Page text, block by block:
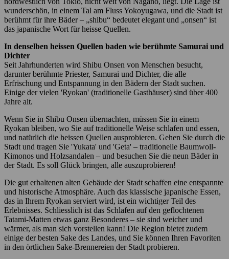
wunderschön, in einem Tal am Fluss Yokoyugawa, und die Stadt ist
berühmt für ihre Bäder – „shibu“ bedeutet elegant und „onsen“ ist
das japanische Wort für heisse Quellen.
In denselben heissen Quellen baden wie berühmte Samurai und
Dichter
Seit Jahrhunderten wird Shibu Onsen von Menschen besucht,
darunter berühmte Priester, Samurai und Dichter, die alle
Erfrischung und Entspannung in den Bädern der Stadt suchen.
Einige der vielen 'Ryokan' (traditionelle Gasthäuser) sind über 400
Jahre alt.
Wenn Sie in Shibu Onsen übernachten, müssen Sie in einem
Ryokan bleiben, wo Sie auf traditionelle Weise schlafen und essen,
und natürlich die heissen Quellen ausprobieren. Gehen Sie durch die
Stadt und tragen Sie 'Yukata' und 'Geta' – traditionelle Baumwoll-
Kimonos und Holzsandalen – und besuchen Sie die neun Bäder in
der Stadt. Es soll Glück bringen, alle auszuprobieren!
Die gut erhaltenen alten Gebäude der Stadt schaffen eine entspannte
und historische Atmosphäre. Auch das klassische japanische Essen,
das in Ihrem Ryokan serviert wird, ist ein wichtiger Teil des
Erlebnisses. Schliesslich ist das Schlafen auf den geflochtenen
Tatami-Matten etwas ganz Besonderes – sie sind weicher und
wärmer, als man sich vorstellen kann! Die Region bietet zudem
einige der besten Sake des Landes, und Sie können Ihren Favoriten
in den örtlichen Sake-Brennereien der Stadt probieren.